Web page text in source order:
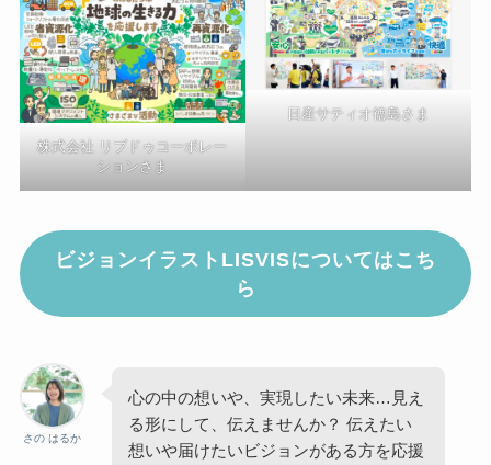
株式会社 リブドゥコーポレー
ションさま
日産サティオ徳島さま
ビジョンイラストLISVISについてはこち
ら
さの はるか
心の中の想いや、実現したい未来…見え
る形にして、伝えませんか？ 伝えたい
想いや届けたいビジョンがある方を応援